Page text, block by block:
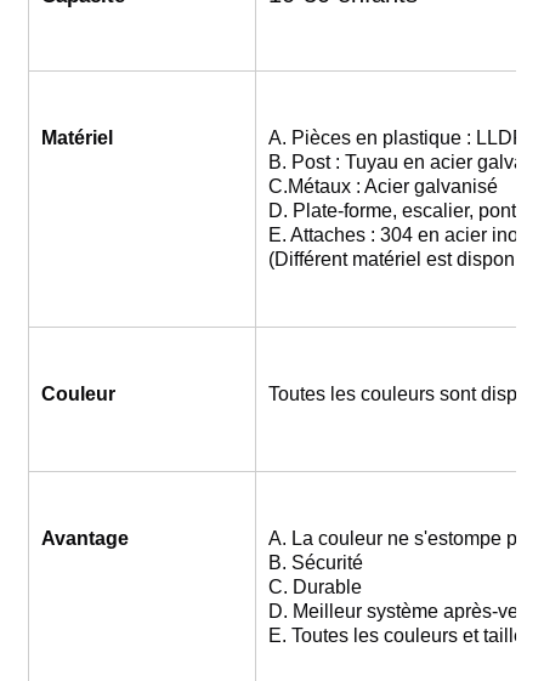
Matériel
A. Pièces en plastique :
B. Post : Tuyau en acier
C.Métaux : Acier galvanisé
D. Plate-forme, escalier, pont :
E. Attaches : 304 en acier
(Différent matériel est
Couleur Toutes les couleurs sont
Avantage
A. La couleur ne s'estompe pas
B. Sécurité
C. Durable
D. Meilleur système après-
E. Toutes les couleurs et